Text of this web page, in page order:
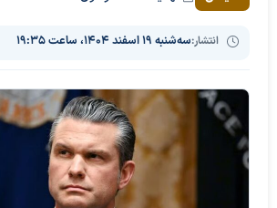
انتشار:سه‌شنبه ۱۹ اسفند ۱۴۰۴، ساعت ۱۹:۳۵